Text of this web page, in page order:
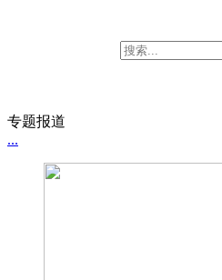
专题报道
...